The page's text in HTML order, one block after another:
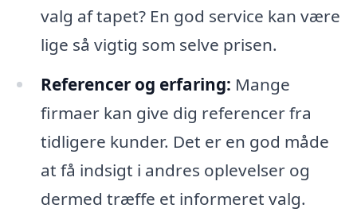
valg af tapet? En god service kan være
lige så vigtig som selve prisen.
Referencer og erfaring: Mange
firmaer kan give dig referencer fra
tidligere kunder. Det er en god måde
at få indsigt i andres oplevelser og
dermed træffe et informeret valg.